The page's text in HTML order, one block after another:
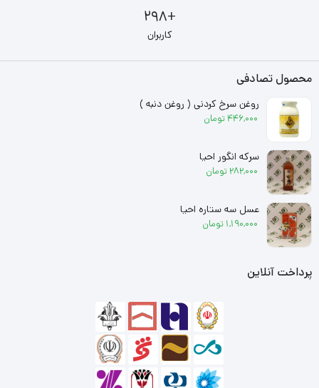
+298
کاربران
محصول تصادفی
روغن سرخ کردنی ( روغن دنبه )
446,000تومان
سرکه انگور احیا
282,000 تومان
عسل سه ستاره احیا
1,190,000 تومان
پرداخت آنلاین